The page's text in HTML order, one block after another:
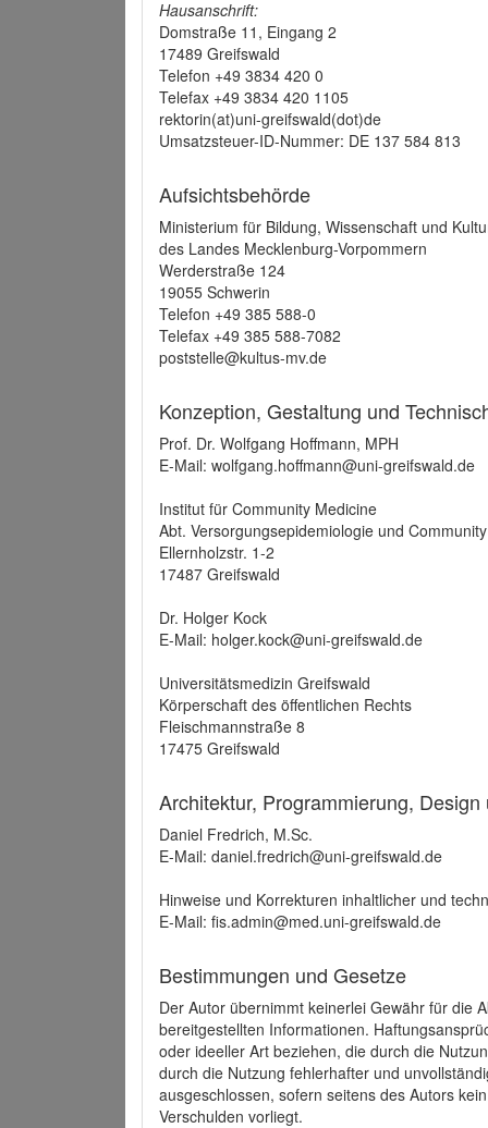
Hausanschrift:
Domstraße 11, Eingang 2
17489 Greifswald
Telefon +49 3834 420 0
Telefax +49 3834 420 1105
rektorin(at)uni-greifswald(dot)de
Umsatzsteuer-ID-Nummer: DE 137 584 813
Aufsichtsbehörde
Ministerium für Bildung, Wissenschaft und
des Landes Mecklenburg-Vorpommern
Werderstraße 124
19055 Schwerin
Telefon +49 385 588-0
Telefax +49 385 588-7082
poststelle@kultus-mv.de
Konzeption, Gestaltung und
Prof. Dr. Wolfgang Hoffmann, MPH
E-Mail: wolfgang.hoffmann@uni-greifswald.de
Institut für Community Medicine
Abt. Versorgungsepidemiologie und
Ellernholzstr. 1-2
17487 Greifswald
Dr. Holger Kock
E-Mail: holger.kock@uni-greifswald.de
Universitätsmedizin Greifswald
Körperschaft des öffentlichen Rechts
Fleischmannstraße 8
17475 Greifswald
Architektur, Programmierung,
Daniel Fredrich, M.Sc.
E-Mail: daniel.fredrich@uni-greifswald.de
Hinweise und Korrekturen inhaltlicher und
E-Mail: fis.admin@med.uni-greifswald.de
Bestimmungen und Gesetze
Der Autor übernimmt keinerlei Gewähr für die
bereitgestellten Informationen.
oder ideeller Art beziehen, die durch die
durch die Nutzung fehlerhafter und
ausgeschlossen, sofern seitens des Autors
Verschulden vorliegt.